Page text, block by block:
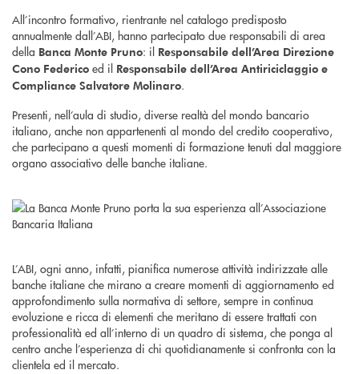
All’incontro formativo, rientrante nel catalogo predisposto
annualmente dall’ABI, hanno partecipato due responsabili di area
della Banca Monte Pruno: il Responsabile dell’Area Direzione
Cono Federico ed il Responsabile dell’Area Antiriciclaggio e
Compliance Salvatore Molinaro.
Presenti, nell’aula di studio, diverse realtà del mondo bancario
italiano, anche non appartenenti al mondo del credito cooperativo,
che partecipano a questi momenti di formazione tenuti dal maggiore
organo associativo delle banche italiane.
L’ABI, ogni anno, infatti, pianifica numerose attività indirizzate alle
banche italiane che mirano a creare momenti di aggiornamento ed
approfondimento sulla normativa di settore, sempre in continua
evoluzione e ricca di elementi che meritano di essere trattati con
professionalità ed all’interno di un quadro di sistema, che ponga al
centro anche l’esperienza di chi quotidianamente si confronta con la
clientela ed il mercato.